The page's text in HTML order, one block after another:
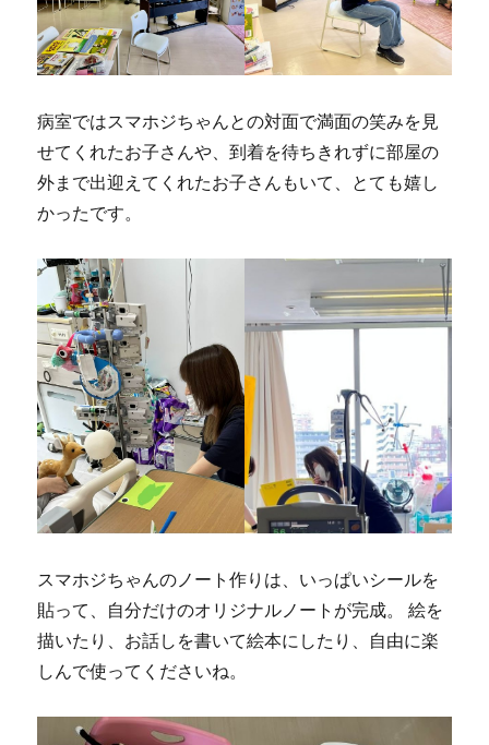
病室ではスマホジちゃんとの対面で満面の笑みを見
せてくれたお子さんや、到着を待ちきれずに部屋の
外まで出迎えてくれたお子さんもいて、とても嬉し
かったです。
スマホジちゃんのノート作りは、いっぱいシールを
貼って、自分だけのオリジナルノートが完成。 絵を
描いたり、お話しを書いて絵本にしたり、自由に楽
しんで使ってくださいね。